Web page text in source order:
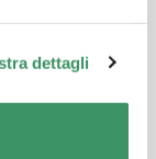
dettagli